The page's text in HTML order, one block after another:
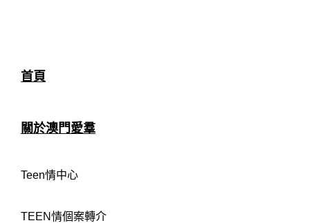
首頁
關於澳門愛羣
Teen情中心
TEEN情個案轉介